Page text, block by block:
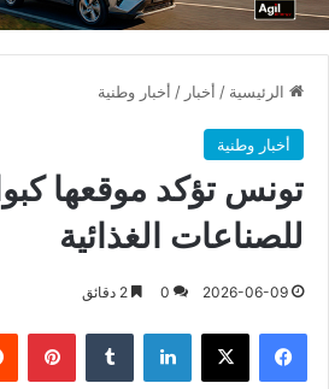
الرئيسية / أخبار / أخبار وطنية
أخبار وطنية
تونس تؤكد موقعها
للصناعات الغذائية
2026-06-09
0
فيسبوك X لينكدإن